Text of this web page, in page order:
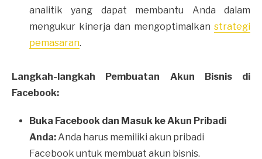
analitik yang dapat membantu Anda dalam
mengukur kinerja dan mengoptimalkan strategi
pemasaran.
Langkah-langkah Pembuatan Akun Bisnis di
Facebook:
Buka Facebook dan Masuk ke Akun Pribadi
Anda: Anda harus memiliki akun pribadi
Facebook untuk membuat akun bisnis.